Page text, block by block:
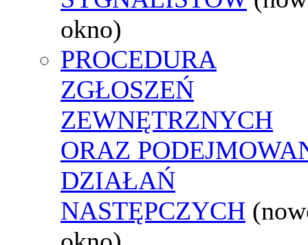
okno)
PROCEDURA
ZGŁOSZEŃ
ZEWNĘTRZNYCH
ORAZ
DZIAŁAŃ
NASTĘPCZYCH